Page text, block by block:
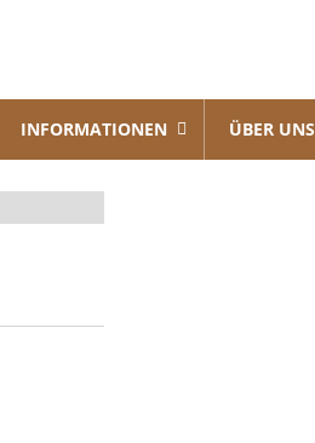
INFORMATIONEN ÜBER UNS